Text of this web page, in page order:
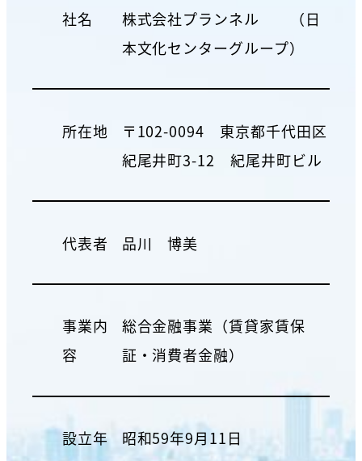
社名
株式会社プランネル （日
本文化センターグループ）
所在地
〒102-0094 東京都千代田区
紀尾井町3-12 紀尾井町ビル
代表者 品川 博美
事業内
容
総合金融事業（賃貸家賃保
証・消費者金融）
設立年
昭和59年9月11日